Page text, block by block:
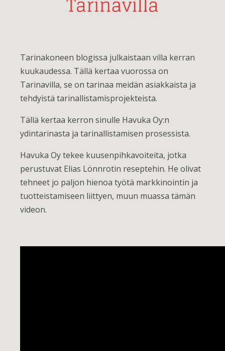
Tarinakoneen blogissa julkaistaan villa kerran
kuukaudessa. Tällä kertaa vuorossa on
Tarinavilla, se on tarinaa meidän asiakkaista ja
tehdyistä tarinallistamisprojekteista.
Tällä kertaa kerron sinulle Havuka Oy:n
ydintarinasta ja tarinallistamisen prosessista.
Havuka Oy tekee kuusenpihkavoiteita, jotka
perustuvat Elias Lönnrotin reseptehin. He olivat
tehneet jo paljon hienoa työtä markkinointin ja
tuotteistamiseen liittyen, muun muassa tämän
videon.